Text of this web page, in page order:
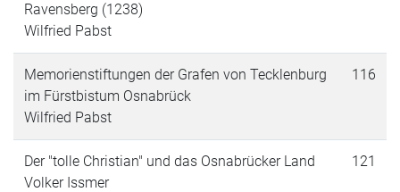
Ravensberg (1238)
Wilfried Pabst
Memorienstiftungen der Grafen von Tecklenburg
im Fürstbistum Osnabrück
Wilfried Pabst
116
Der "tolle Christian" und das Osnabrücker Land
Volker Issmer
121